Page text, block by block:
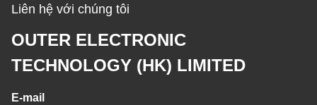
Liên hệ với chúng tôi
OUTER ELECTRONIC
TECHNOLOGY (HK) LIMITED
E-mail